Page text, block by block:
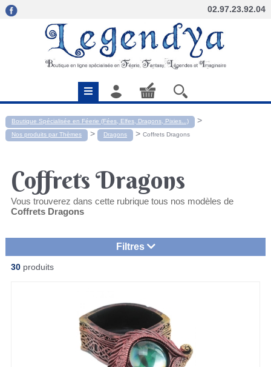
02.97.23.92.04
Boutique Spécialisée en Féerie (Fées, Elfes, Dragons, Pixies...) >
Nos produits par Thèmes > Dragons > Coffrets Dragons
Coffrets Dragons
Vous trouverez dans cette rubrique tous nos modèles de
Coffrets Dragons
Filtres
30 produits